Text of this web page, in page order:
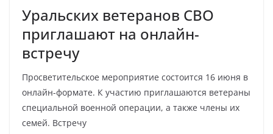
Уральских ветеранов СВО
приглашают на онлайн-
встречу
Просветительское мероприятие состоится 16 июня в
онлайн-формате. К участию приглашаются ветераны
специальной военной операции, а также члены их
семей. Встречу